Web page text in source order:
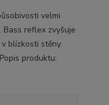
velmi
Bass reflex zvyšuje
blízkosti stěny.
produktu: